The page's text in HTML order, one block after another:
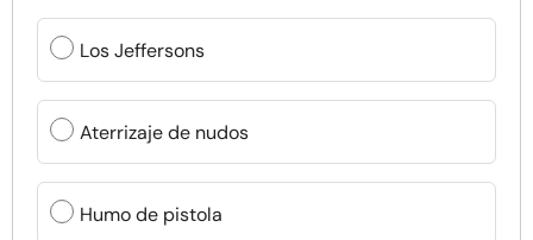
Los Jeffersons
Aterrizaje de nudos
Humo de pistola